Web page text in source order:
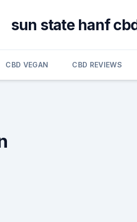
sun state hanf
CBD VEGAN CBD REVIEWS